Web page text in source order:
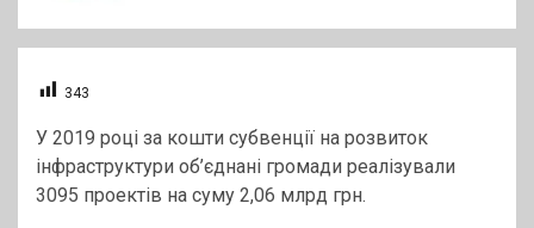
343
У 2019 році за кошти субвенції на розвиток
інфраструктури об’єднані громади реалізували
3095 проектів на суму 2,06 млрд грн.